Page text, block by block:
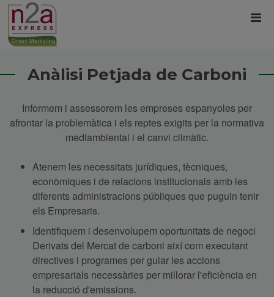
Anàlisi Petjada de Carboni
Informem i assessorem les empreses espanyoles per
afrontar la problemàtica i els reptes exigits per la normativa
mediambiental i el canvi climàtic.
Atenem les necessitats jurídiques, tècniques,
econòmiques i de relacions institucionals amb les
diferents administracions públiques que puguin tenir
els Empresaris.
Identifiquem i desenvolupem oportunitats de negoci
Derivats del Mercat de carboni així com executant
directives i programes per guiar les accions
empresarials necessàries per millorar l'eficiència en
la reducció d'emissions.